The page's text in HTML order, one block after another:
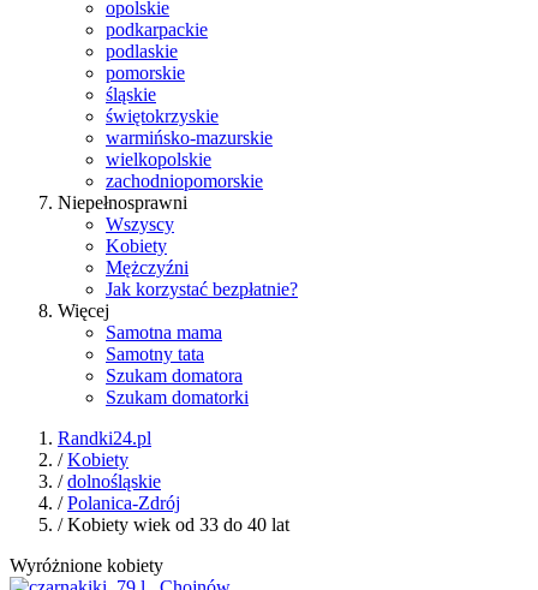
opolskie
podkarpackie
podlaskie
pomorskie
śląskie
świętokrzyskie
warmińsko-mazurskie
wielkopolskie
zachodniopomorskie
Niepełnosprawni
Wszyscy
Kobiety
Mężczyźni
Jak korzystać bezpłatnie?
Więcej
Samotna mama
Samotny tata
Szukam domatora
Szukam domatorki
Randki24.pl
/Kobiety
/dolnośląskie
/Polanica-Zdrój
/ Kobiety wiek od 33 do 40 lat
Wyróżnione kobiety